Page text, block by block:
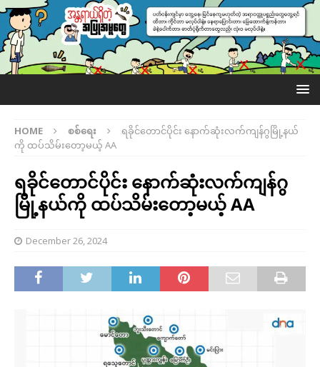
HOME စစ်ရေး
ရခိုင်တောင်ပိုင်း နောက်ဆုံးလက်ကျန်ဂွမြို့နယ်
ကို ထပ်သိမ်းတော့မယ့် AA
ရခိုင်တောင်ပိုင်း နောက်ဆုံးလက်ကျန်ဂွ
မြို့နယ်ကို ထပ်သိမ်းတော့မယ့် AA
December 26, 2024